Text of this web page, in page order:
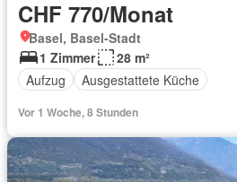
CHF 770/Monat
Basel, Basel-Stadt
1 Zimmer
28 m²
Aufzug
Ausgestattete Küche
Vor 1 Woche, 8 Stunden